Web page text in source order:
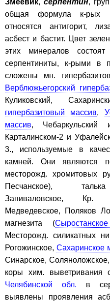
общая формула к-рых
относятся антигорит,
асбест и бастит. Цвет
этих минералов
серпентиниты, к-рыми в
сложены мн.
Верблюжьегорский
Куликовский,
гипербазитовый массив,
массив,
Карталинском-2 и
3., используемые в
камней. Они являются
месторожд. хромитовых
Песчанское), талька
Запиваловское, Кр.
Медведевское, Поляков
магнезита (
Месторожд. силикатных
Рогожинское, Сахаринское
Синарское,
коры хим. выветривания
Челябинской обл. в
выявлены проявления